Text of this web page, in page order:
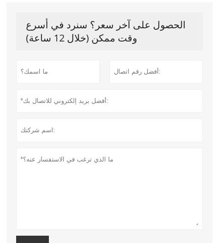
الحصول على آخر سعر؟ سنرد في أسرع
وقت ممكن (خلال 12 ساعة)